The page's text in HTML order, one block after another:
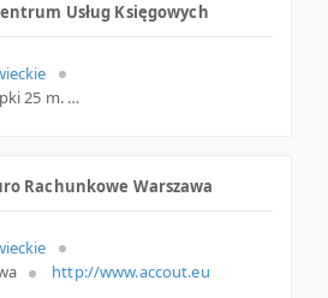
Usług Księgowych
Warszawa, ul. Nowolipki 25 m. 44, mazowieckie
Rachunkowe Warszawa
http://www.accout.eu